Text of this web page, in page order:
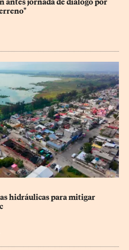
antes jornada de diálogo por
hidráulicas para mitigar